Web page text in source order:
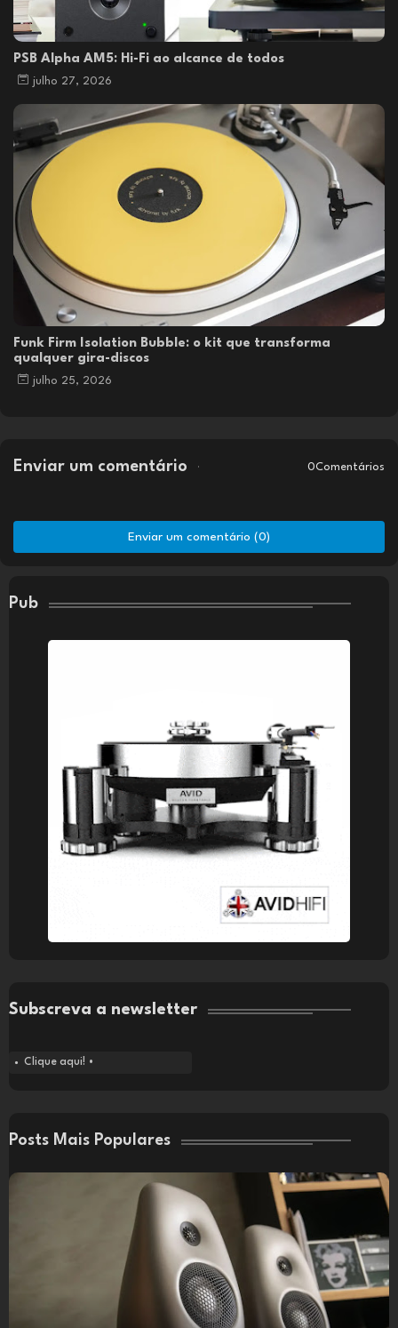
PSB Alpha AM5: Hi-Fi ao alcance de todos
julho 27, 2026
Funk Firm Isolation Bubble: o kit que transforma
qualquer gira-discos
julho 25, 2026
Enviar um comentário 0Comentários
Enviar um comentário (0)
Pub
Subscreva a newsletter
Clique aqui! •
Posts Mais Populares